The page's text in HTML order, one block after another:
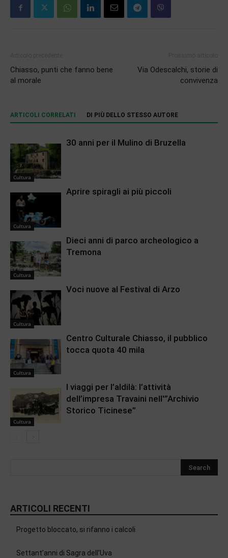
Chiasso, punti che fanno bene
al morale
Via Odescalchi, storie di
convivenza
ARTICOLI CORRELATI DI PIÙ DELLO STESSO AUTORE
Cultura
30 anni per il Mulino di Bruzella
Cultura
Aprire spiragli ai più piccoli
Cultura
Dieci anni di parco archeologico a
Tremona
Cultura
Voci nuove al Festival di Arzo
Cultura
Centro Culturale Chiasso, il pubblico
tocca quota 40 mila
Cultura
I viaggi per l’aldilà: l’attività
dell’impresa Travaini nell'”Archivio
Storico Ticinese”
ARTICOLI RECENTI
Progetto bloccato, si rifanno i calcoli
Settant’anni di Sagra dell’Uva